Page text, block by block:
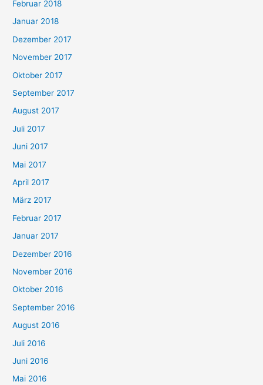
Februar 2018
Januar 2018
Dezember 2017
November 2017
Oktober 2017
September 2017
August 2017
Juli 2017
Juni 2017
Mai 2017
April 2017
März 2017
Februar 2017
Januar 2017
Dezember 2016
November 2016
Oktober 2016
September 2016
August 2016
Juli 2016
Juni 2016
Mai 2016